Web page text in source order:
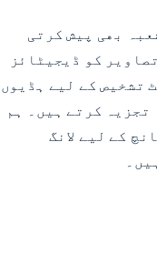
بھی پیش کرتی
کو ڈیجیٹائز
تشخیص کے لیے ہڈیوں
تجزیہ کرتے ہیں۔ ہم
کے لیے لانگ